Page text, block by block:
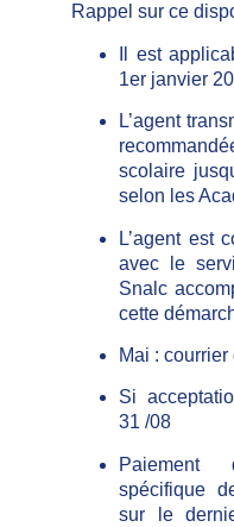
Rappel sur ce
Il est
1er janvier
L’agent
scolaire
selon les
L’agent est
avec le
Snalc
cette
Mai :
Si
31 /08
Paiement
spécifique
sur le